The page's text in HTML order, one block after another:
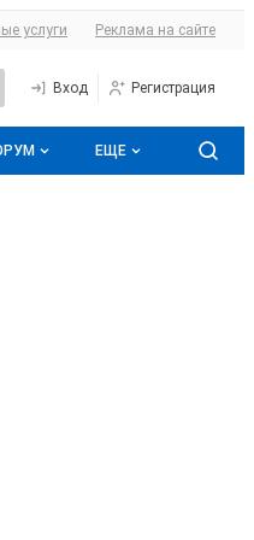
услуги Реклама на сайте
Вход Регистрация
ЕЩЕ